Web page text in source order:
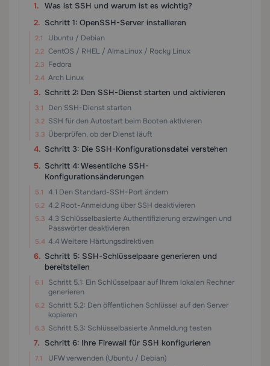
Was ist SSH und warum ist es wichtig?
Schritt 1: OpenSSH-Server installieren
Ubuntu / Debian
CentOS / RHEL / AlmaLinux / Rocky Linux
Fedora
Arch Linux
Schritt 2: Den SSH-Dienst starten und aktivieren
Den SSH-Dienst starten
SSH für den Autostart beim Booten aktivieren
Überprüfen, ob der Dienst läuft
Schritt 3: Die SSH-Konfigurationsdatei verstehen
Schritt 4: Wesentliche SSH-
Konfigurationsänderungen
4.1 Den Standard-SSH-Port ändern
4.2 Root-Anmeldung über SSH deaktivieren
4.3 Schlüsselbasierte Authentifizierung erzwingen und
Passwörter deaktivieren
4.4 Weitere Härtungsdirektiven
Schritt 5: SSH-Schlüsselpaare generieren und
bereitstellen
Schritt 5.1: Ein Schlüsselpaar auf Ihrem lokalen Rechner
generieren
Schritt 5.2: Den öffentlichen Schlüssel auf den Server
kopieren
Schritt 5.3: Schlüsselbasierte Anmeldung testen
Schritt 6: Ihre Firewall für SSH konfigurieren
UFW verwenden (Ubuntu / Debian)